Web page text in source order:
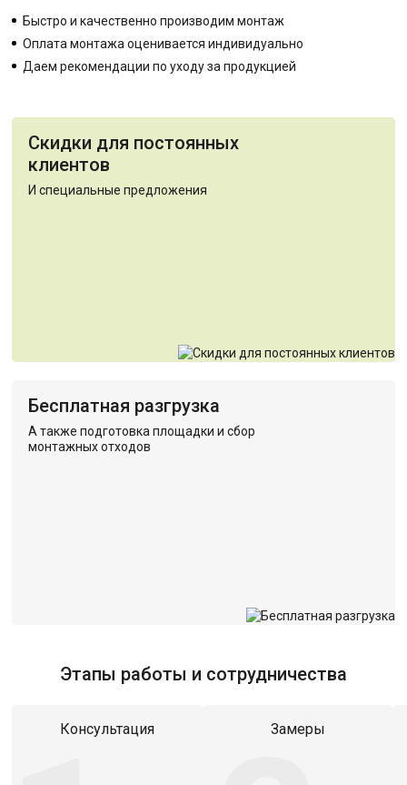
Быстро и качественно производим монтаж
Оплата монтажа оценивается индивидуально
Даем рекомендации по уходу за продукцией
Скидки для постоянных
клиентов
И специальные предложения
Бесплатная разгрузка
А также подготовка площадки и сбор
монтажных отходов
Этапы работы и сотрудничества
Консультация Замеры